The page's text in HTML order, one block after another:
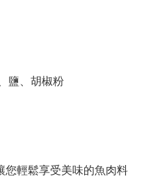
鹽、胡椒粉
您輕鬆享受美味的魚肉料